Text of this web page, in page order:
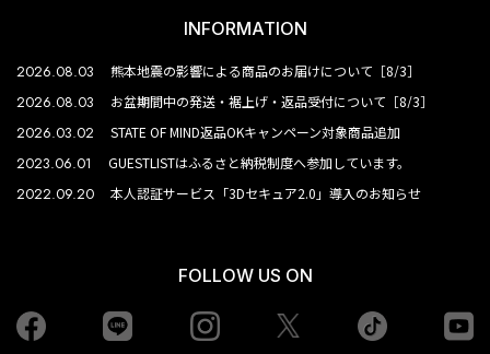
INFORMATION
2026.08.03 熊本地震の影響による商品のお届けについて［8/3］
2026.08.03 お盆期間中の発送・裾上げ・返品受付について［8/3］
2026.03.02 STATE OF MIND返品OKキャンペーン対象商品追加
2023.06.01 GUESTLISTはふるさと納税制度へ参加しています。
2022.09.20 本人認証サービス「3Dセキュア2.0」導入のお知らせ
FOLLOW US ON
Facebook Instagram tiktok